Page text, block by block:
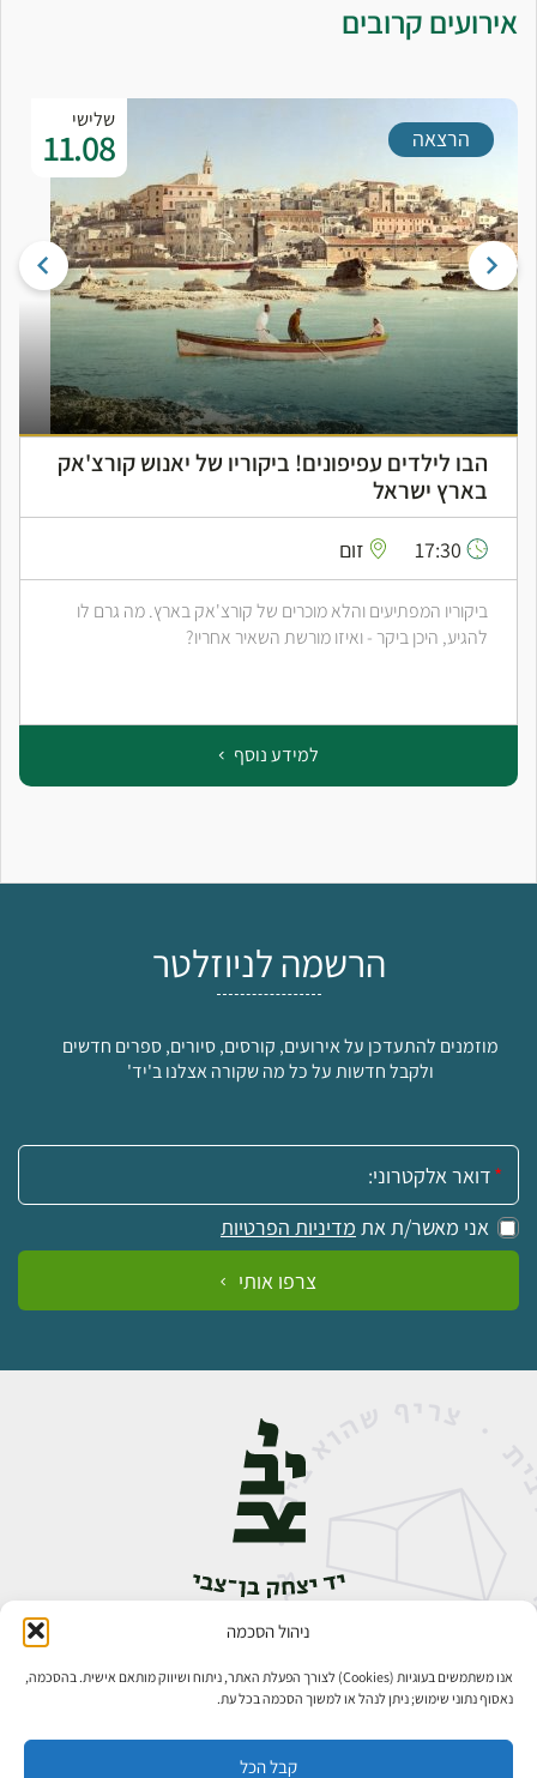
ניהול הסכמה
אנו משתמשים בעוגיות (Cookies) לצורך הפעלת האתר, ניתוח ושיווק מותאם אישית. בהסכמה,
נאסוף נתוני שימוש; ניתן לנהל או למשוך הסכמה בכל עת.
קבל הכל
אירועים קרובים
שלישי
11.08 הרצאה
הבו לילדים עפיפונים! ביקוריו של יאנוש קורצ'אק
בארץ ישראל
זום
ביקוריו המפתיעים והלא מוכרים של קורצ'אק בארץ. מה גרם לו
להגיע, היכן ביקר - ואיזו מורשת השאיר אחריו?
למידע נוסף
הרשמה לניוזלטר
מוזמנים להתעדכן על אירועים, קורסים, סיורים, ספרים חדשים
ולקבל חדשות על כל מה שקורה אצלנו ב'יד'
אימייל:
אני מאשר/ת את מדיניות הפרטיות
צרפו אותי
אבן גבירול 14, רחביה, ירושלים